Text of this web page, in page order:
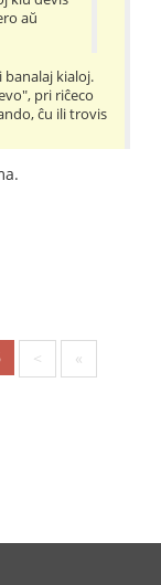
aŭ
banalaj kialoj.
pri riĉeco
ĉu ili trovis
> »